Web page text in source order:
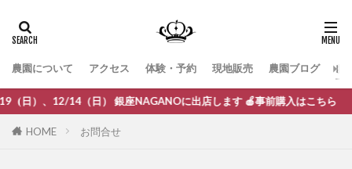
農園について アクセス 体験・予約 現地販売 農園ブログ お
、12/14（日） 銀座NAGANOに出店します 🍎事前購入はこちら
HOME お問合せ